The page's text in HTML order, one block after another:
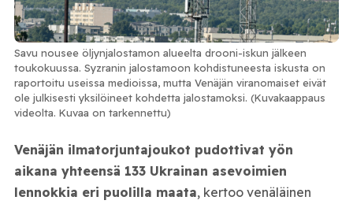
Savu nousee öljynjalostamon alueelta drooni-iskun jälkeen
toukokuussa. Syzranin jalostamoon kohdistuneesta iskusta on
raportoitu useissa medioissa, mutta Venäjän viranomaiset eivät
ole julkisesti yksilöineet kohdetta jalostamoksi. (Kuvakaappaus
videolta. Kuvaa on tarkennettu)
Venäjän ilmatorjuntajoukot pudottivat yön
aikana yhteensä 133 Ukrainan asevoimien
lennokkia eri puolilla maata, kertoo venäläinen